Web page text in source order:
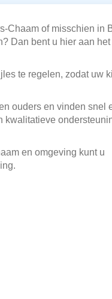
Chaam of misschien in
Dan bent u hier aan het
te regelen, zodat uw
ouders en vinden snel
kwalitatieve
en omgeving kunt u